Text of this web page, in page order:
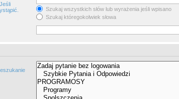
Szukaj wszystkich słów lub wyrażenia jeśli wpisano
Szukaj któregokolwiek słowa